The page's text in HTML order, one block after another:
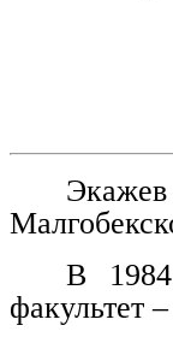
В 1984
факультет